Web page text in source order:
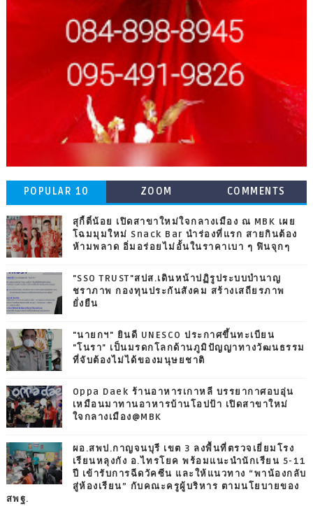
POPULAR 10 ZOOM COMMENTS
สุกี้ตี๋น้อย เปิดสาขาใหม่ใจกลางเมือง ณ MBK เผย
โฉมมุมใหม่ Snack Bar นำร่องที่แรก สายกินต้อง
ห้ามพลาด อิ่มอร่อยไม่อั้นในราคาเบา ๆ ฟินจุกๆ
"SSO TRUST"สปส.เดินหน้าปฏิรูประบบบำนาญ
ชราภาพ กองทุนประกันสังคม สร้างเสถียรภาพ
ยั่งยืน
"นายกฯ" ยินดี UNESCO ประกาศขึ้นทะเบียน
"โนรา" เป็นมรดกโลกด้านภูมิปัญญาทางวัฒนธรรม
ที่จับต้องไม่ได้ของมนุษยชาติ
Oppa Daek ร้านอาหารเกาหลี บรรยากาศอบอุ่น
เหมือนมาทานอาหารบ้านโอปป้า เปิดสาขาใหม่
ใจกลางเมือง@MBK
ผอ.สพป.กาญจนบุรี เขต 3 ลงพื้นที่ตรวจเยี่ยมโรง
เรียนหลุงกัง อ.ไทรโยค พร้อมแนะนำนักเรียน 5-11
ปี เข้ารับการฉีดวัคซีน และให้แนวทาง “พาน้องกลับ
สู่ห้องเรียน” กับคณะครูผู้บริหาร ตามนโยบายของ
สพฐ.